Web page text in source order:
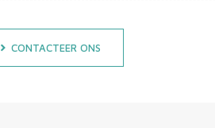
CONTACTEER ONS